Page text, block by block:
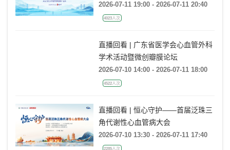
2026-07-11 19:00 - 2026-07-11 20:40
4023人次
直播回看 | 广东省医学会心血管外科
学术活动暨微创瓣膜论坛
2026-07-10 14:00 - 2026-07-11 18:00
4522人次
直播回看 | 恒心守护——首届泛珠三
角代谢性心血管病大会
2026-07-10 13:30 - 2026-07-11 17:40
2285人次